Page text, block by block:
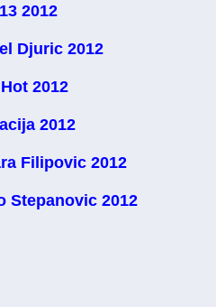
2012
Djuric 2012
2012
2012
Filipovic 2012
Stepanovic 2012